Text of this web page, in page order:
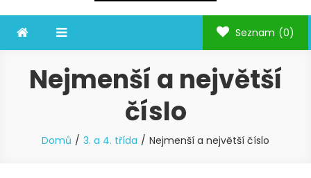
Seznam (0)
Nejmenší a největší
číslo
Domů 3. a 4. třída Nejmenší a největší číslo